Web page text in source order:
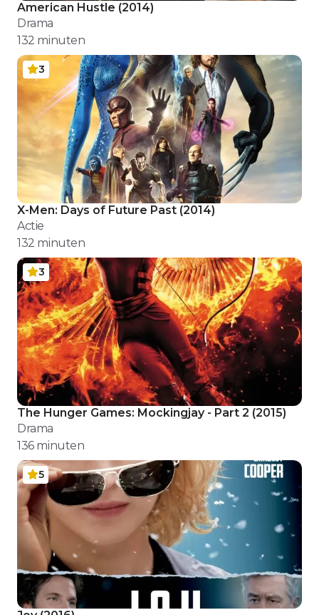
American Hustle (2014)
Drama
132 minuten
3
X-Men: Days of Future Past (2014)
Actie
132 minuten
3
The Hunger Games: Mockingjay - Part 2 (2015)
Drama
136minuten
5